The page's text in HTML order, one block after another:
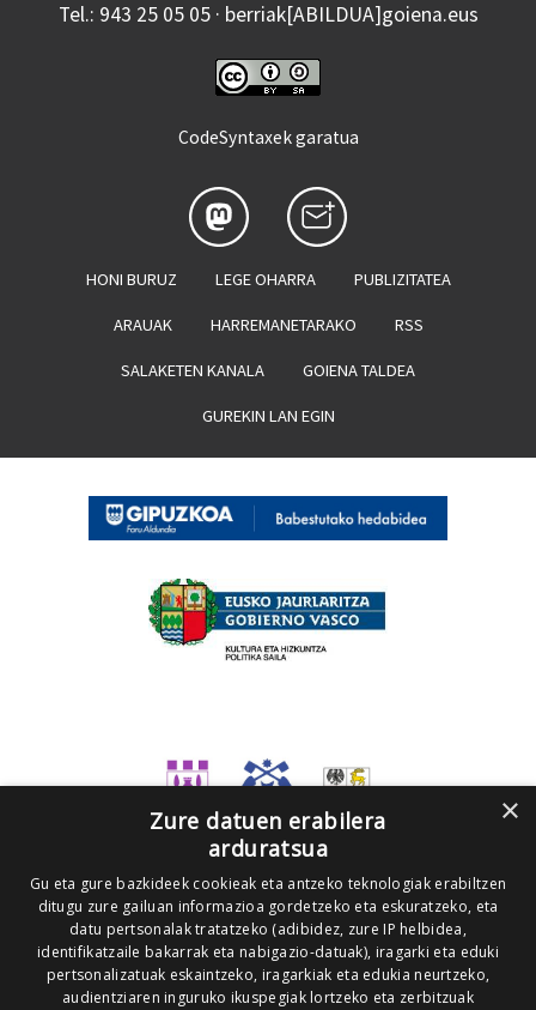
Tel.: 943 25 05 05 · berriak[ABILDUA]goiena.eus
CodeSyntaxek garatua
HONI BURUZ LEGE OHARRA PUBLIZITATEA
ARAUAK HARREMANETARAKO RSS
SALAKETEN KANALA GOIENA TALDEA
GUREKIN LAN EGIN
×
Zure datuen erabilera
arduratsua
Gu eta gure bazkideek cookieak eta antzeko teknologiak erabiltzen
ditugu zure gailuan informazioa gordetzeko eta eskuratzeko, eta
datu pertsonalak tratatzeko (adibidez, zure IP helbidea,
identifikatzaile bakarrak eta nabigazio-datuak), iragarki eta eduki
pertsonalizatuak eskaintzeko, iragarkiak eta edukia neurtzeko,
audientziaren inguruko ikuspegiak lortzeko eta zerbitzuak